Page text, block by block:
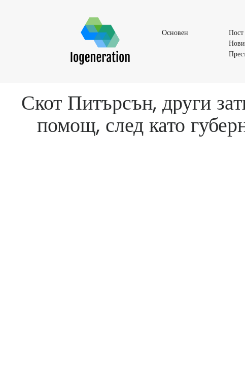
ОсновенОсновен
Скот Питърсън, други
помощ, след като